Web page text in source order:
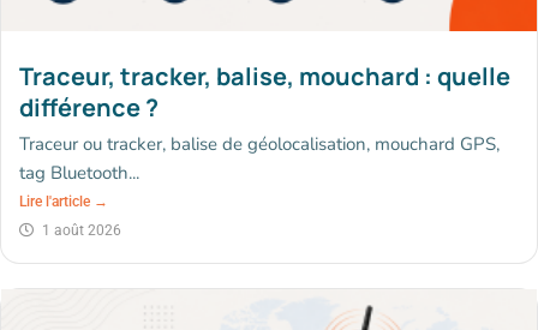
Traceur, tracker, balise, mouchard : quelle
différence ?
Traceur ou tracker, balise de géolocalisation, mouchard GPS,
tag Bluetooth...
Lire l'article →
1 août 2026